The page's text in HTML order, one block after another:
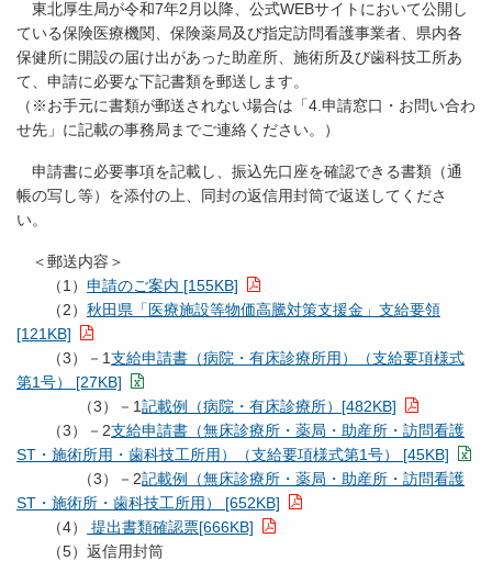
東北厚生局が令和7年2月以降、公式WEBサイトにおいて公開し
ている保険医療機関、保険薬局及び指定訪問看護事業者、県内各
保健所に開設の届け出があった助産所、施術所及び歯科技工所あ
て、申請に必要な下記書類を郵送します。
（※お手元に書類が郵送されない場合は「4.申請窓口・お問い合わ
せ先」に記載の事務局までご連絡ください。）
申請書に必要事項を記載し、振込先口座を確認できる書類（通
帳の写し等）を添付の上、同封の返信用封筒で返送してくださ
い。
＜郵送内容＞
（1） 申請のご案内 [155KB]
（2） 秋田県「医療施設等物価高騰対策支援金」支給要領
[121KB]
（3）－1支給申請書（病院・有床診療所用）（支給要項様式
第1号） [27KB]
（3）－1記載例（病院・有床診療所）[482KB]
（3）－2支給申請書（無床診療所・薬局・助産所・訪問看護
ST・施術所用・歯科技工所用）（支給要項様式第1号） [45KB]
（3）－2記載例（無床診療所・薬局・助産所・訪問看護
ST・施術所・歯科技工所用） [652KB]
（4）
提出書類確認票[666KB]
（5）返信用封筒